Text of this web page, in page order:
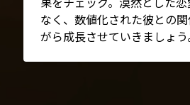
なく、数値化された彼との
がら成長させていきましょう